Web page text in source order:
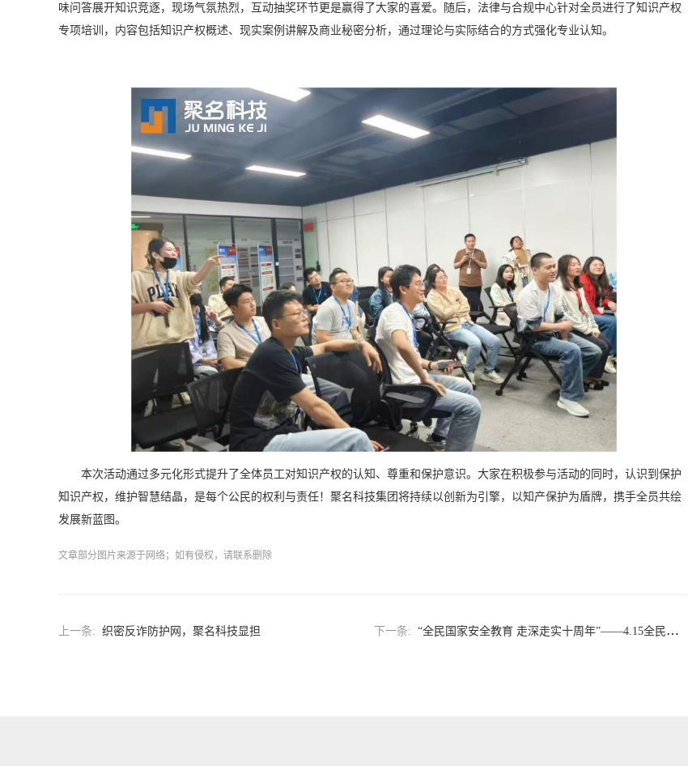
味问答展开知识竞逐，现场气氛热烈，互动抽奖环节更是赢得了大家的喜爱。随后，法律与合规中心针对全员进行了知识产权
专项培训，内容包括知识产权概述、现实案例讲解及商业秘密分析，通过理论与实际结合的方式强化专业认知。
本次活动通过多元化形式提升了全体员工对知识产权的认知、尊重和保护意识。大家在积极参与活动的同时，认识到保护
知识产权，维护智慧结晶，是每个公民的权利与责任！聚名科技集团将持续以创新为引擎，以知产保护为盾牌，携手全员共绘
发展新蓝图。
文章部分图片来源于网络；如有侵权，请联系删除
上一条: 织密反诈防护网，聚名科技显担 下一条: “全民国家安全教育 走深走实十周年”——4.15全民国家安全教育日宣传活动圆满举行